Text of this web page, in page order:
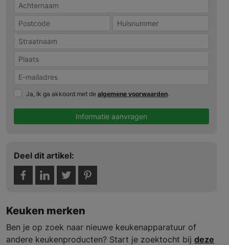
Ja, Ik ga akkoord met de algemene voorwaarden.
Informatie aanvragen
Deel dit artikel:
Keuken merken
Ben je op zoek naar nieuwe keukenapparatuur of
andere keukenproducten? Start je zoektocht bij deze